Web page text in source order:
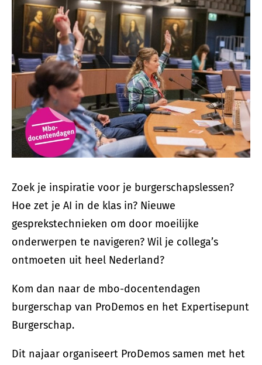
Zoek je inspiratie voor je burgerschapslessen?
Hoe zet je AI in de klas in? Nieuwe
gesprekstechnieken om door moeilijke
onderwerpen te navigeren? Wil je collega’s
ontmoeten uit heel Nederland?
Kom dan naar de mbo-docentendagen
burgerschap van ProDemos en het Expertisepunt
Burgerschap.
Dit najaar organiseert ProDemos samen met het